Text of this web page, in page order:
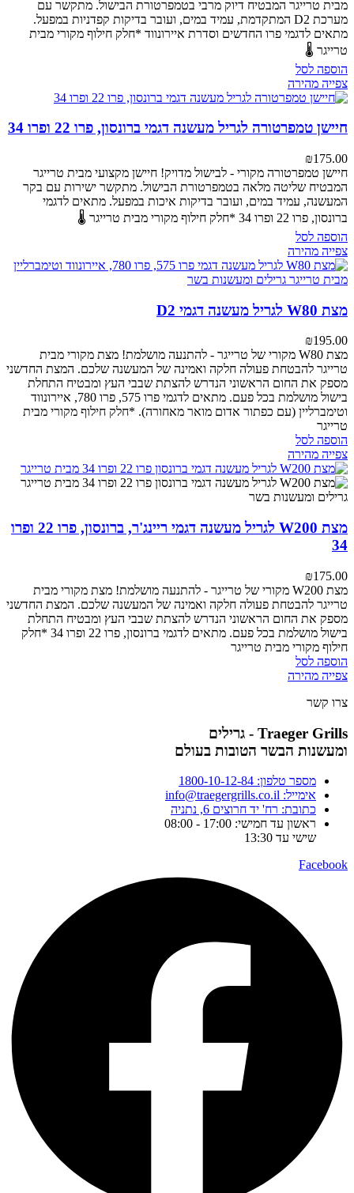
מבית טרייגר המבטיח דיוק מרבי בטמפרטורת הבישול. מתקשר עם
מערכת D2 המתקדמת, עמיד במים, ועובר בדיקות קפדניות במפעל.
מתאים לדגמי פרו החדשים וסדרת איירונווד *חלק חילוף מקורי מבית
טרייגר 🌡️
הוספה לסל
צפייה מהירה
חיישן טמפרטורה לגריל מעשנה דגמי ברונסון, פרו 22 ופרו 34
₪175.00
חיישן טמפרטורה מקורי - לבישול מדויק! חיישן מקצועי מבית טרייגר
המבטיח שליטה מלאה בטמפרטורת הבישול. מתקשר ישירות עם בקר
המעשנה, עמיד במים, ועובר בדיקות איכות במפעל. מתאים לדגמי
ברונסון, פרו 22 ופרו 34
*חלק חילוף מקורי מבית טרייגר 🌡️
הוספה לסל
צפייה מהירה
מצת W80 לגריל מעשנה דגמי D2
₪195.00
מצת W80 מקורי של טרייגר - להתנעה מושלמת!
מצת מקורי מבית
טרייגר להבטחת פעולה חלקה ואמינה של המעשנה שלכם. המצת החדשני
מספק את החום הראשוני הנדרש להצתת שבבי העץ ומבטיח התחלת
בישול מושלמת בכל פעם.
מתאים לדגמי פרו 575, פרו 780, איירונווד
וטימברליין (עם כפתור אדום מואר מאחורה). *חלק חילוף מקורי מבית
טרייגר
הוספה לסל
צפייה מהירה
מצת W200 לגריל מעשנה דגמי ריינג'ר, ברונסון, פרו 22 ופרו
34
₪175.00
מצת W200 מקורי של טרייגר - להתנעה מושלמת!
מצת מקורי מבית
טרייגר להבטחת פעולה חלקה ואמינה של המעשנה שלכם. המצת החדשני
מספק את החום הראשוני הנדרש להצתת שבבי העץ ומבטיח התחלת
בישול מושלמת בכל פעם. מתאים לדגמי ברונסון, פרו 22 ופרו 34
*חלק
חילוף מקורי מבית טרייגר
הוספה לסל
צפייה מהירה
צרו קשר
Traeger Grills - גרילים
ומעשנות הבשר הטובות בעולם
מספר טלפון: 1800-10-12-84
אימייל: info@traegergrills.co.il
כתובת: רח' יד חרוצים 6, נתניה
ראשון עד חמישי: 17:00 - 08:00
שישי עד 13:30
Facebook